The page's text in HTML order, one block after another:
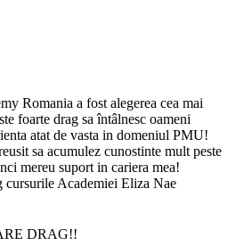
Romania a fost alegerea cea mai
foarte drag sa întâlnesc oameni
atat de vasta in domeniul PMU!
sa acumulez cunostinte mult peste
mereu suport in cariera mea!
cursurile Academiei Eliza Nae
DRAG!!